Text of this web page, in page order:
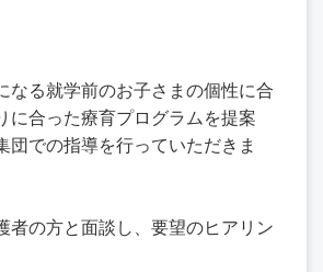
なる就学前のお子さまの個性に合
に合った療育プログラムを提案
団での指導を行っていただきま
者の方と面談し、要望のヒアリン